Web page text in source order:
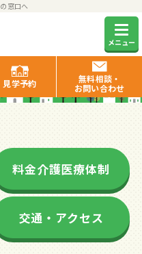
窓口へ
メニュー
見学予約
無料相談・
お問い合わせ
のまくはり
料金介護医療体制
交通・アクセス